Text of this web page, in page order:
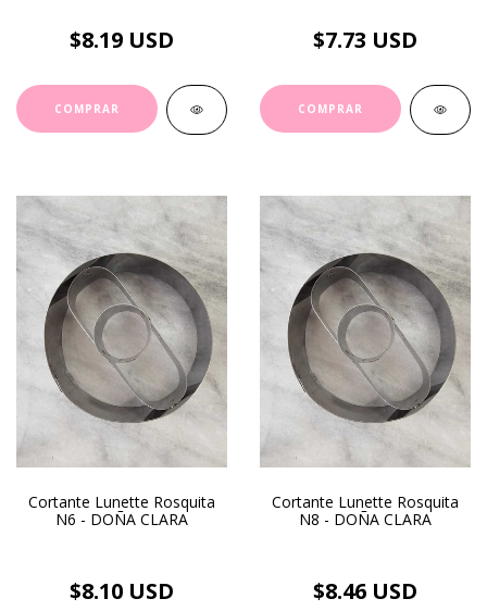
$8.19 USD $7.73 USD
Cortante Lunette Rosquita
N6 - DOÑA CLARA
$8.10 USD
Cortante Lunette Rosquita
N8 - DOÑA CLARA
$8.46 USD